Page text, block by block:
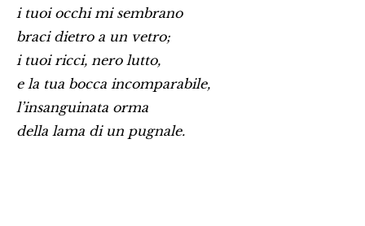
i tuoi occhi mi sembrano
braci dietro a un vetro;
i tuoi ricci, nero lutto,
e la tua bocca incomparabile,
l’insanguinata orma
della lama di un pugnale.